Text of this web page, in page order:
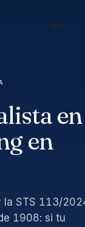
en
en
la STS 113/
1908: si tu